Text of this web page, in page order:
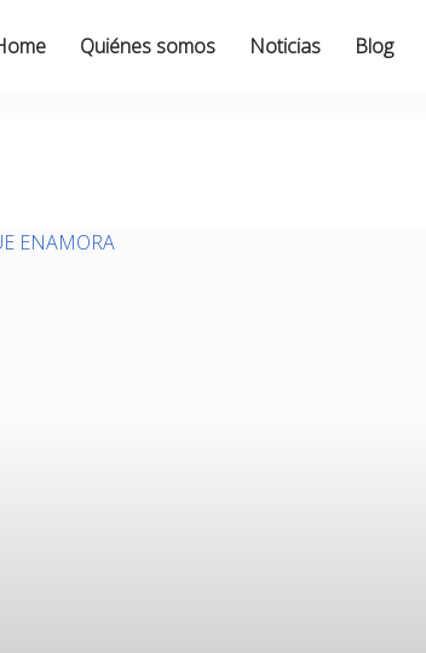
Quiénes somos Noticias Blog